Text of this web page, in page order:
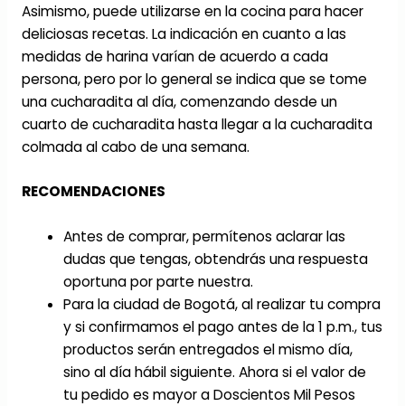
Asimismo, puede utilizarse en la cocina para hacer
deliciosas recetas. La indicación en cuanto a las
medidas de harina varían de acuerdo a cada
persona, pero por lo general se indica que se tome
una cucharadita al día, comenzando desde un
cuarto de cucharadita hasta llegar a la cucharadita
colmada al cabo de una semana.
RECOMENDACIONES
Antes de comprar, permítenos aclarar las
dudas que tengas, obtendrás una respuesta
oportuna por parte nuestra.
Para la ciudad de Bogotá, al realizar tu compra
y si confirmamos el pago antes de la 1 p.m., tus
productos serán entregados el mismo día,
sino al día hábil siguiente. Ahora si el valor de
tu pedido es mayor a Doscientos Mil Pesos